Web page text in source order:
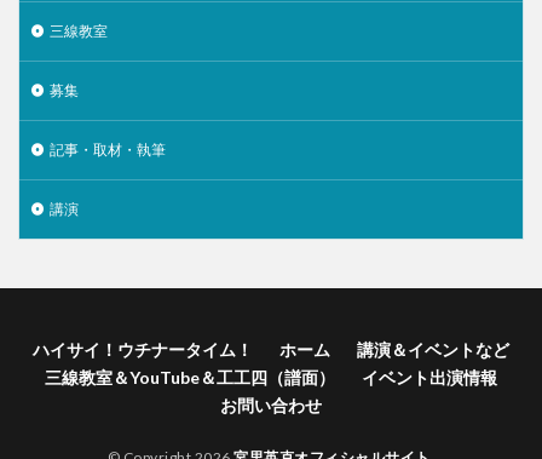
三線教室
募集
記事・取材・執筆
講演
ハイサイ！ウチナータイム！ ホーム
講演＆イベントなど
三線教室＆YouTube＆工工四（譜面）
イベント出演情報
お問い合わせ